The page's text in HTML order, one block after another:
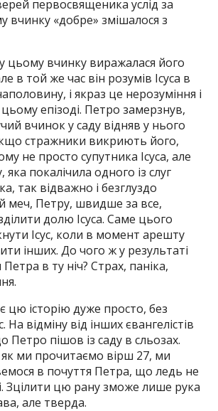
первосвященика услід за
вчинку «добре» змішалося з
цьому вчинку виражалася його
в той же час він розумів Ісуса в
і якраз це нерозуміння і
епізоді. Петро замерзнув,
вчинок у саду відняв у нього
стражники викриють його,
не просто супутника Ісуса, але
покалічила одного із слуг
так відважно і безглуздо
меч, Петру, швидше за все,
долю Ісуса. Саме цього
Ісус, коли в момент арешту
інших. До чого ж у результаті
в ту ніч? Страх, паніка,
цю історію дуже просто, без
відміну від інших євангелістів
Петро пішов із саду в сльозах.
як ми прочитаємо вірш 27, ми
в почуття Петра, що ледь не
Зцілити цю рану зможе лише рука
але тверда.